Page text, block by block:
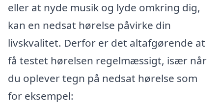
eller at nyde musik og lyde omkring dig,
kan en nedsat hørelse påvirke din
livskvalitet. Derfor er det altafgørende at
få testet hørelsen regelmæssigt, især når
du oplever tegn på nedsat hørelse som
for eksempel: